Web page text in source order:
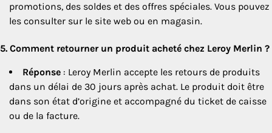
promotions, des soldes et des offres spéciales. Vous pouvez
les consulter sur le site web ou en magasin.
5. Comment retourner un produit acheté chez Leroy Merlin ?
Réponse : Leroy Merlin accepte les retours de produits
dans un délai de 30 jours après achat. Le produit doit être
dans son état d’origine et accompagné du ticket de caisse
ou de la facture.